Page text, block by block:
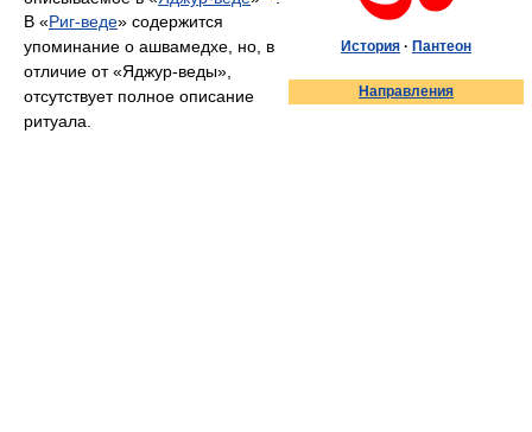
История · Пантеон
Направления
В «Риг-веде» содержится
упоминание о ашвамедхе, но, в
отличие от «Яджур-веды»,
отсутствует полное описание
ритуала.